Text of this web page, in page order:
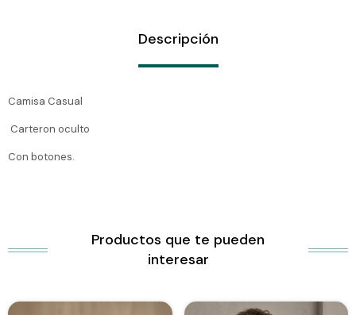
Descripción
Camisa Casual
Carteron oculto
Con botones.
Productos que te pueden
interesar